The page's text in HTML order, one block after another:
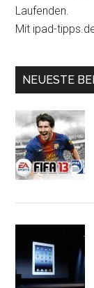
Laufenden.
Mit ipad-
NEUESTE